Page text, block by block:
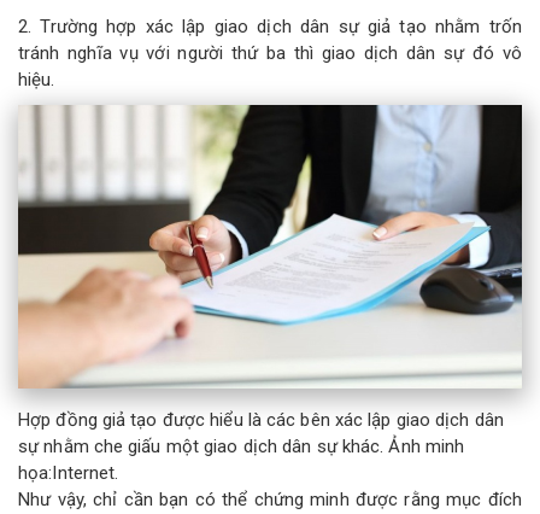
2. Trường hợp xác lập giao dịch dân sự giả tạo nhằm trốn
tránh nghĩa vụ với người thứ ba thì giao dịch dân sự đó vô
hiệu.
Hợp đồng giả tạo được hiểu là các bên xác lập giao dịch dân
sự nhằm che giấu một giao dịch dân sự khác. Ảnh minh
họa:Internet.
Như vậy, chỉ cần bạn có thể chứng minh được rằng mục đích